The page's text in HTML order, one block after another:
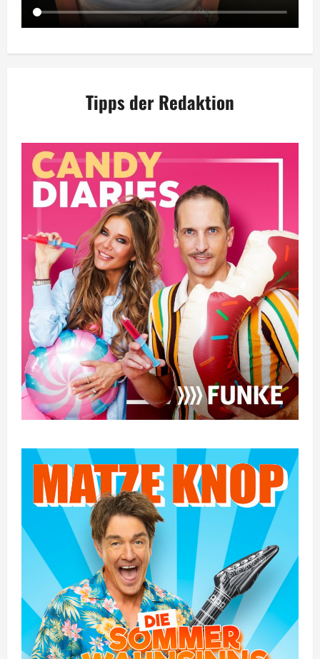
Tipps der Redaktion